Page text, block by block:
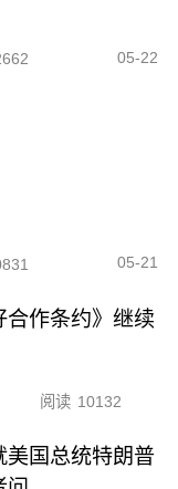
05-22
05-21
合作条约》继续
阅读 10132
美国总统特朗普